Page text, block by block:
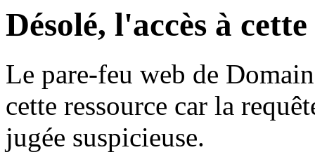
Désolé, l'accès à
Le pare-feu web de
cette ressource car la
jugée suspicieuse.